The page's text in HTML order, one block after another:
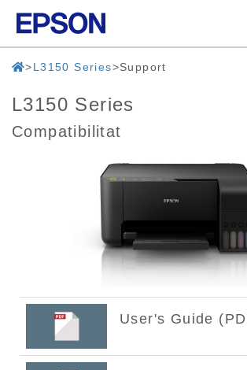
L3150 Series Support
L3150 Series
Compatibilitat